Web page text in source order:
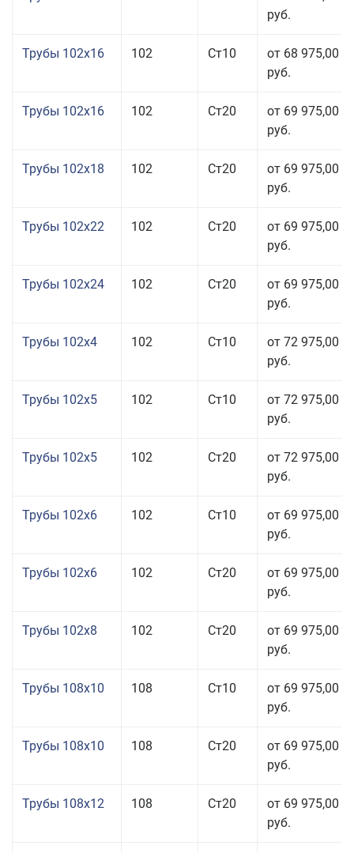
руб.
Трубы 102x16 102 Ст10
от 68 975,00
руб.
Трубы 102x16 102 Ст20
от 69 975,00
руб.
Трубы 102x18 102 Ст20
от 69 975,00
руб.
Трубы 102x22 102 Ст20
от 69 975,00
руб.
Трубы 102x24 102 Ст20
от 69 975,00
руб.
Трубы 102x4 102 Ст10
от 72 975,00
руб.
Трубы 102x5 102 Ст10
от 72 975,00
руб.
Трубы 102x5 102 Ст20
от 72 975,00
руб.
Трубы 102x6 102 Ст10
от 69 975,00
руб.
Трубы 102x6 102 Ст20
от 69 975,00
руб.
Трубы 102x8 102 Ст20
от 69 975,00
руб.
Трубы 108x10 108 Ст10
от 69 975,00
руб.
Трубы 108x10 108 Ст20
от 69 975,00
руб.
Трубы 108x12 108 Ст20
от 69 975,00
руб.